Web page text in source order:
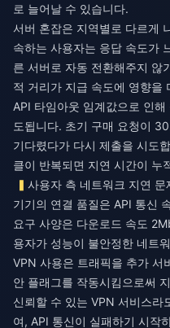
로 늘어날 수 있습니다.
서버 혼잡은 지역별로 다르게
속하는 사용자는 응답 속도가
른 서버로 자동 전환해주지 않
적 거리가 지급 속도에 영향을
API 타임아웃 임계값으로 인
도됩니다. 초기 구매 요청이
기다렸다가 다시 제출을 시도
클이 반복되면 지연 시간이 누
사용자 측 네트워크 지연 문
기기의 연결 품질은 API 통신
요구 사양은 다운로드 속도
용자가 성능이 불안정한 네트
VPN 사용은 트래픽을 추가 서
안 플래그를 작동시킴으로써
신뢰할 수 있는 VPN 서비스
여, API 통신이 실패하기 시작